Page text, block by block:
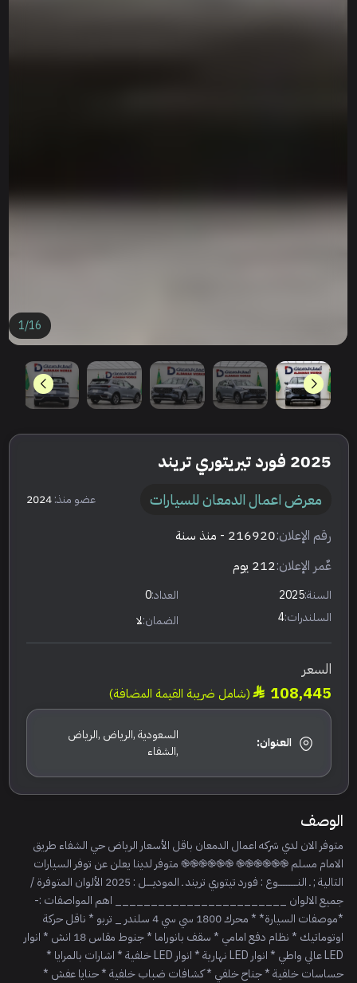
1/16
2025 فورد تيريتوري تريند
معرض اعمال الدمعان للسيارات عضو منذ:2024
رقم الإعلان:216920 - منذ سنة
عٌمر الإعلان:212 يوم
السنة:2025 العداد:0
السلندرات:4 الضمان:لا
السعر
108,445 (شامل ضريبة القيمة المضافة)
العنوان:
السعودية ,الرياض ,الرياض
,الشفاء
الوصف
متوفر الان لدي شركه اعمال الدمعان باقل الأسعار الرياض حي الشفاء طريق
الامام مسلم ֎֎֎֎֎֎ ֎֎֎֎֎֎ متوفر لدينا يعلن عن توفر السيارات
التالية ; ـ النــــــــــــوع : فورد تيتوري تريند ـ الموديــــل : 2025 الألوان المتوفرة /
جميع الالوان ________________________ اهم المواصفات :-
*موصفات السيارة* * محرك 1800 سي سي 4 سلندر _ تربو * ناقل حركة
اوتوماتيك * نظام دفع امامي * سقف بانوراما * جنوط مقاس 18 انش * انوار
LED عالي واطي * انوار LED نهارية * انوار LED خلفية * اشارات بالمرايا *
حساسات خلفية * جناح خلفي * كشافات ضباب خلفية * حنايا عفش *